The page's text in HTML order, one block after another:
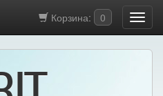
Корзина: 0